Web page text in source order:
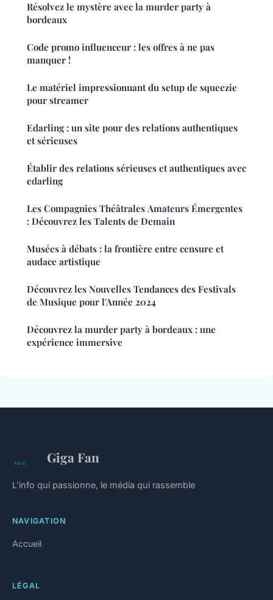
Résolvez le mystère avec la murder party à
bordeaux
Code promo influenceur : les offres à ne pas
manquer !
Le matériel impressionnant du setup de squeezie
pour streamer
Edarling : un site pour des relations authentiques
et sérieuses
Établir des relations sérieuses et authentiques avec
edarling
Les Compagnies Théâtrales Amateurs Émergentes
: Découvrez les Talents de Demain
Musées à débats : la frontière entre censure et
audace artistique
Découvrez les Nouvelles Tendances des Festivals
de Musique pour l'Année 2024
Découvrez la murder party à bordeaux : une
expérience immersive
Giga Fan
L'info qui passionne, le média qui rassemble
NAVIGATION
Accueil
LÉGAL